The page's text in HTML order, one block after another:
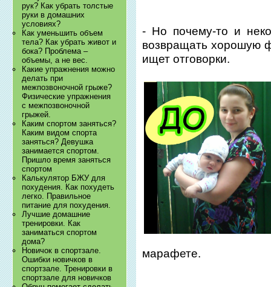
рук? Как убрать толстые
руки в домашних
условиях?
Как уменьшить объем
тела? Как убрать живот и
бока? Проблема –
объемы, а не вес.
Какие упражнения можно
делать при
межпозвоночной грыже?
Физические упражнения
с межпозвоночной
грыжей.
Каким спортом заняться?
Каким видом спорта
заняться? Девушка
занимается спортом.
Пришло время заняться
спортом
Калькулятор БЖУ для
похудения. Как похудеть
легко. Правильное
питание для похудения.
Лучшие домашние
тренировки. Как
заниматься спортом
дома?
Новичок в спортзале.
Ошибки новичков в
спортзале. Тренировки в
спортзале для новичков
- Но почему-то и
возвращать хорошую
ищет отговорки.
марафете.